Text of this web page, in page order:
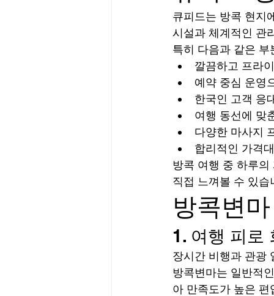
큐피드는 방콕 현지
시설과 체계적인 관
특히 다음과 같은
깔끔하고 프라
예약 중심 운영
한국인 고객 응
여행 동선에 맞
다양한 마사지
합리적인 가격
방콕 여행 중 하루
직접 느껴볼 수 있습
방콕변
1. 여행 피로
장시간 비행과 관광
방콕변마는 일반적
아 만족도가 높은 편